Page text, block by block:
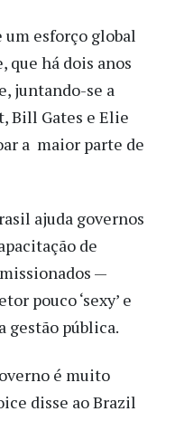
esforço global
há dois anos
juntando-se a
Bill Gates e Elie
a maior parte de
ajuda governos
de
—
pouco ‘sexy’ e
gestão pública.
é muito
disse ao Brazil